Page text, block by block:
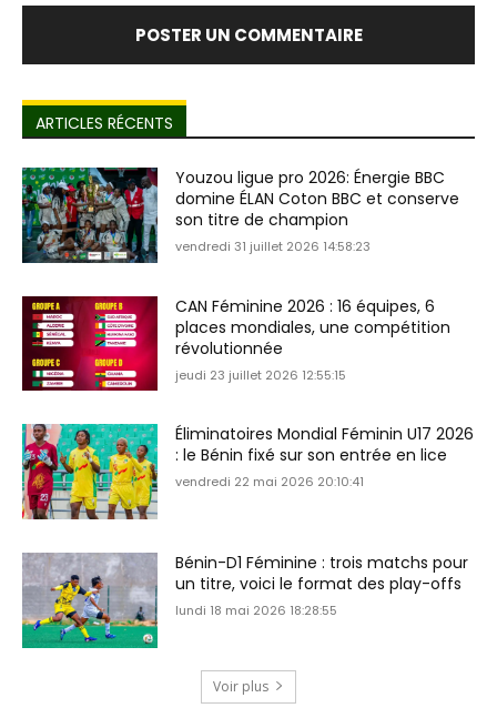
ARTICLES RÉCENTS
Youzou ligue pro 2026: Énergie BBC
domine ÉLAN Coton BBC et conserve
son titre de champion
vendredi 31 juillet 2026 14:58:23
CAN Féminine 2026 : 16 équipes, 6
places mondiales, une compétition
révolutionnée
jeudi 23 juillet 2026 12:55:15
Éliminatoires Mondial Féminin U17 2026
: le Bénin fixé sur son entrée en lice
vendredi 22 mai 2026 20:10:41
Bénin-D1 Féminine : trois matchs pour
un titre, voici le format des play-offs
lundi 18 mai 2026 18:28:55
Voir plus